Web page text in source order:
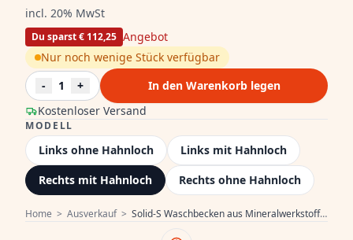
Home > Ausverkauf > Solid-S Waschbecken aus Mineralwerkstoff, mattschwarz, B36 x T18 x H10 cm, mit Abdeckung, Modell rechts mit Wasseranschluss, 1208954163
incl. 20% MwSt
Du sparst € 112,25 Angebot
Kostenloser Versand
Nur noch wenige Stück verfügbar
-
1 + In den Warenkorb legen
MODELL
Links ohne Hahnloch
Links mit Hahnloch
Rechts mit Hahnloch
Rechts ohne Hahnloch